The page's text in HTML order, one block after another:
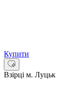
Купити
Взірці м. Луцьк